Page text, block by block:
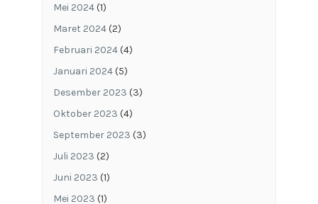
Mei 2024(1)
Maret 2024(2)
Februari 2024(4)
Januari 2024(5)
Desember 2023 (3)
Oktober 2023 (4)
September 2023 (3)
Juli 2023 (2)
Juni 2023 (1)
Mei 2023 (1)